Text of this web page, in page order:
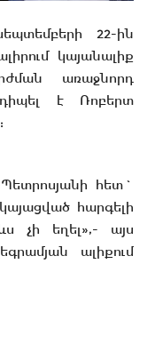
22-ին
կայանալիք
առաջնորդ
է Ռոբերտ
հետ`
հարգելի
չի եղել»,- այս
ալիքում